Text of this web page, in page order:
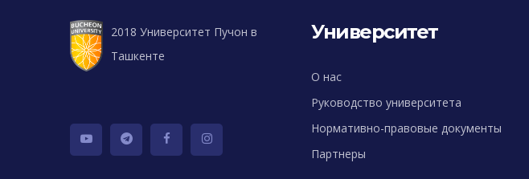
2018 Университет Пучон в
Ташкенте
Университет
О нас
Руководство университета
Нормативно-правовые документы
Партнеры